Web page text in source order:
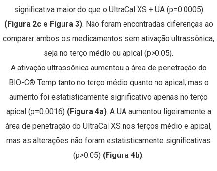
significativa maior do que o UltraCal XS + UA (p=0.0005)
(Figura 2c e Figura 3). Não foram encontradas diferenças ao
comparar ambos os medicamentos sem ativação ultrassônica,
seja no terço médio ou apical (p>0.05).
A ativação ultrassônica aumentou a área de penetração do
BIO-C® Temp tanto no terço médio quanto no apical, mas o
aumento foi estatisticamente significativo apenas no terço
apical (p=0.0016) (Figura 4a). A UA aumentou ligeiramente a
área de penetração do UltraCal XS nos terços médio e apical,
mas as alterações não foram estatisticamente significativas
(p>0.05) (Figura 4b).